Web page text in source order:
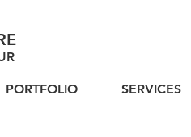
PORTFOLIO SERVICES